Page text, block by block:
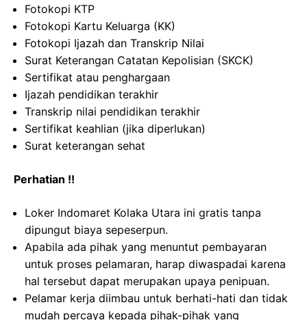
Fotokopi KTP
Fotokopi Kartu Keluarga (KK)
Fotokopi Ijazah dan Transkrip Nilai
Surat Keterangan Catatan Kepolisian (SKCK)
Sertifikat atau penghargaan
Ijazah pendidikan terakhir
Transkrip nilai pendidikan terakhir
Sertifikat keahlian (jika diperlukan)
Surat keterangan sehat
Perhatian !!
Loker Indomaret Kolaka Utara ini gratis tanpa
dipungut biaya sepeserpun.
Apabila ada pihak yang menuntut pembayaran
untuk proses pelamaran, harap diwaspadai karena
hal tersebut dapat merupakan upaya penipuan.
Pelamar kerja diimbau untuk berhati-hati dan tidak
mudah percaya kepada pihak-pihak yang